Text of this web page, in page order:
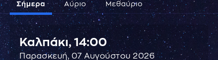
Σήμερα Αύριο Μεθαύριο
Καλπάκι,14:00
Παρασκευή, 07 Αυγούστου 2026